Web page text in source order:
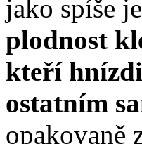
jako spíše
plodnost
kteří
ostatním
opakovaně